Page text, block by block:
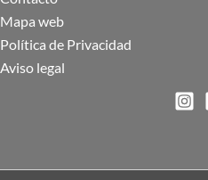
Mapa web
Política de Privacidad
Aviso legal